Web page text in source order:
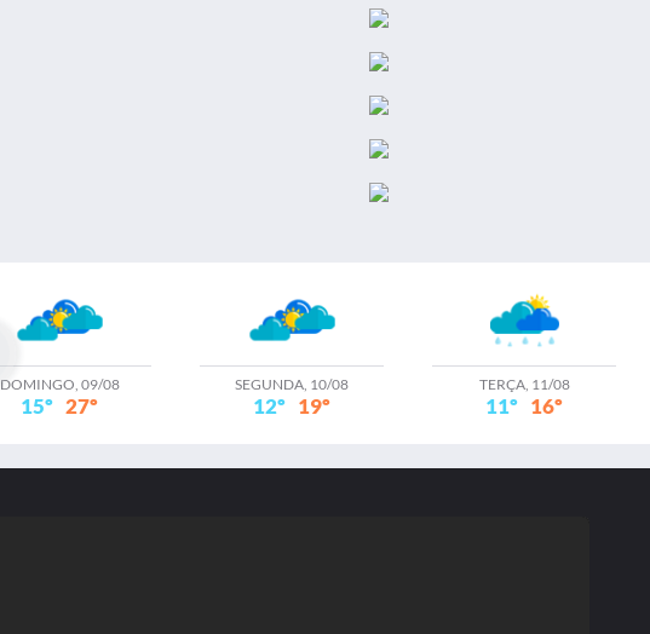
DOMINGO, 09/08
15º 27º
SEGUNDA, 10/08
12º 19º
TERÇA, 11/08
11º 16º